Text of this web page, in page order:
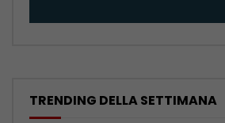
TRENDING DELLA SETTIMANA